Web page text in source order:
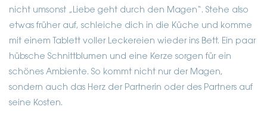
nicht umsonst „Liebe geht durch den Magen“. Stehe also
etwas früher auf, schleiche dich in die Küche und komme
mit einem Tablett voller Leckereien wieder ins Bett. Ein paar
hübsche Schnittblumen und eine Kerze sorgen für ein
schönes Ambiente. So kommt nicht nur der Magen,
sondern auch das Herz der Partnerin oder des Partners auf
seine Kosten.